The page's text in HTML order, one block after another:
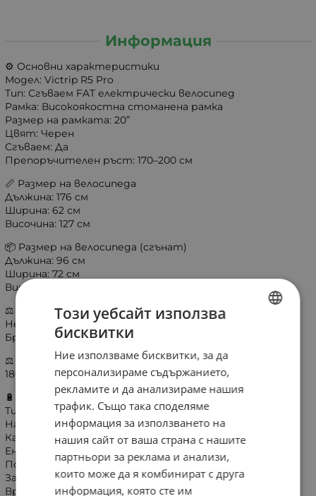
Информация
⚙️ Основни характеристики
Модел: Victrip R5 Pro
Тип: Сгъваем FAT електрически велосипед
Рамка: Високоякостна стоманена рамка
Размер на рамката: 20”
Цвят: Черен
Сгъваем: Да
Препоръчителен ръст: 170–200 см
📏 Размер на велосипеда
Дължина: 176 см
Ширина: 62 см
Височина: 127 см
📦 Размер на велосипеда (сгънат)
Дължина: 96 см
Ширина: 72 см
Височина: 82 см
⚖️ Тегло
Нетно тегло: 51 кг
Брутно тегло: 54 кг
⚖️ Максимално натоварване
180 кг
🔋 Батерия
Тип: Литиево-йонна
Напрежение: 48V
Капацитет: 55Ah
Енергия: 2640 Wh
Подвижна батерия: Да
Заключване с ключ: Да
Време за зареждане: 5–6 часа
Този уебсайт използва
бисквитки
Ние използваме бисквитки, за да
персонализираме съдържанието,
рекламите и да анализираме нашия
трафик. Също така споделяме
информация за използването на
нашия сайт от ваша страна с нашите
партньори за реклама и анализи,
които може да я комбинират с друга
информация, която сте им